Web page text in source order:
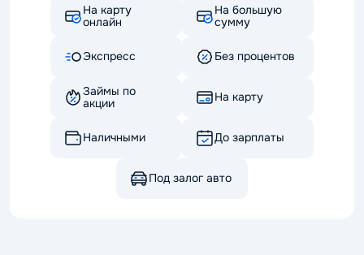
На карту
онлайн
На большую
сумму
Экспресс Без процентов
Займы по
акции
На карту
Наличными До зарплаты
Под залог авто